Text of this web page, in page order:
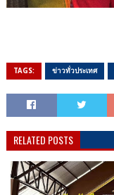
TAGS: ข่าวทั่วประเทศ
RELATED POSTS